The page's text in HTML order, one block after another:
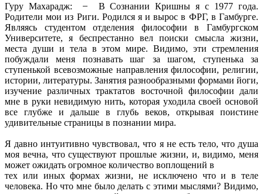
Гуру Махарадж: ̶ В Сознании Кришны я с 1977 года.
Родители мои из Риги. Родился я и вырос в ФРГ, в Гамбурге.
Являясь студентом отделения философии в Гамбургском
Университете, я беспрестанно вел поиски смысла жизни,
места души и тела в этом мире. Видимо, эти стремления
побуждали меня познавать шаг за шагом, ступенька за
ступенькой всевозможные направления философии, религии,
истории, литературы. Занятия разнообразными формами йоги,
изучение различных трактатов восточной философии дали
мне в руки невидимую нить, которая уходила своей основой
все глубже и дальше в глубь веков, открывая поистине
удивительные страницы в познании мира.
Я давно интуитивно чувствовал, что я не есть тело, что душа
моя вечна, что существуют прошлые жизни, и, видимо, меня
может ожидать огромное количество воплощений в
тех или иных формах жизни, не исключено что и в теле
человека. Но что мне было делать с этими мыслями? Видимо,